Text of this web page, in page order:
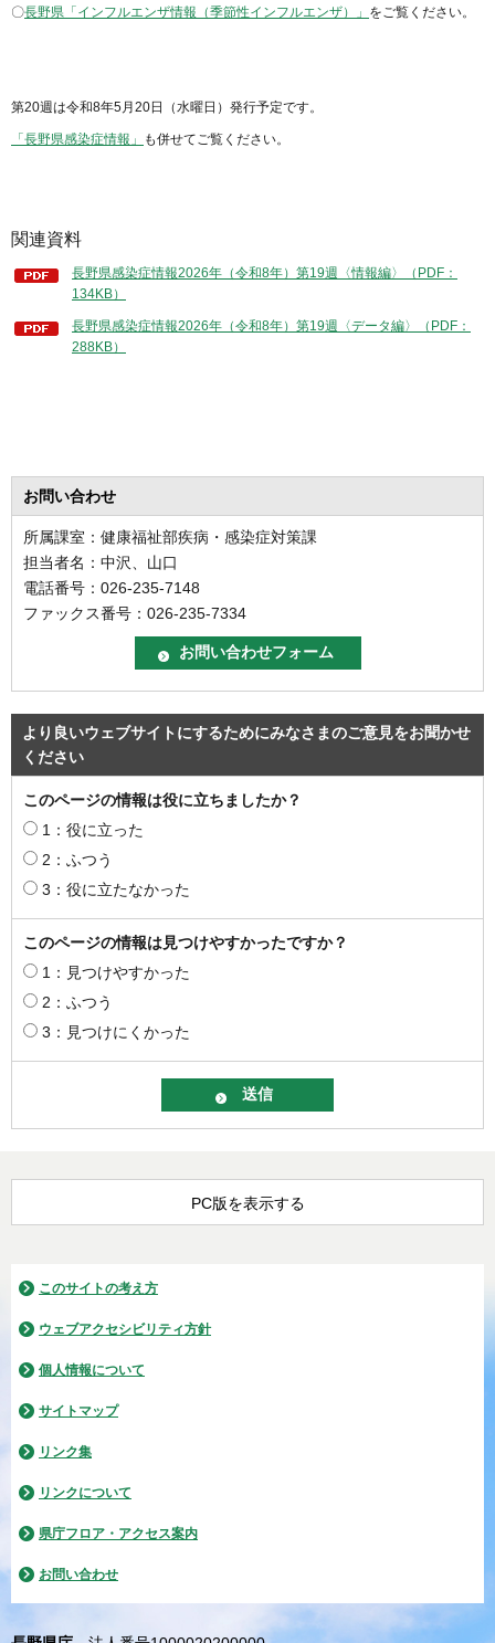
〇長野県「インフルエンザ情報（季節性インフルエンザ）」 をご覧ください。
第20週は令和8年5月20日（水曜日）発行予定です。
「長野県感染症情報」 も併せてご覧ください。
関連資料
長野県感染症情報2026年（令和8年）第19週〈情報編〉（PDF：
134KB）
長野県感染症情報2026年（令和8年）第19週〈データ編〉（PDF：
288KB）
お問い合わせ
所属課室：健康福祉部疾病・感染症対策課
担当者名：中沢、山口
電話番号：026-235-7148
ファックス番号：026-235-7334
より良いウェブサイトにするためにみなさまのご意見をお聞かせ
ください
このページの情報は役に立ちましたか？
1：役に立った
2：ふつう
3：役に立たなかった
このページの情報は見つけやすかったですか？
1：見つけやすかった
2：ふつう
3：見つけにくかった
PC版を表示する
このサイトの考え方
ウェブアクセシビリティ方針
個人情報について
サイトマップ
リンク集
リンクについて
県庁フロア・アクセス案内
お問い合わせ